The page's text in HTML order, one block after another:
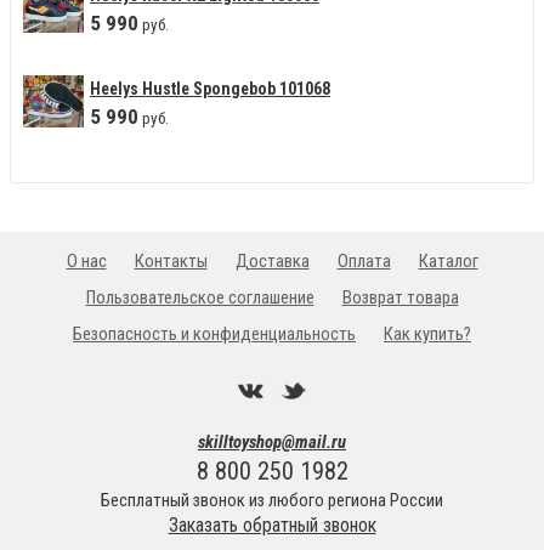
5 990 руб.
Heelys Hustle Spongebob 101068
5 990 руб.
skilltoyshop@mail.ru
8 800 250 1982
Бесплатный звонок из любого региона России
Заказать обратный звонок
О нас Контакты Доставка Оплата
Каталог
Пользовательское соглашение
Возврат товара
Безопасность и конфиденциальность
Как купить?